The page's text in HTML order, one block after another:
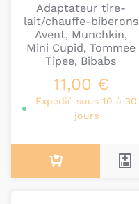
Adaptateur tire-
lait/chauffe-biberons
Avent, Munchkin,
Mini Cupid, Tommee
Tipee, Bibabs
11,00 €
Expédié sous 10 à 30
jours